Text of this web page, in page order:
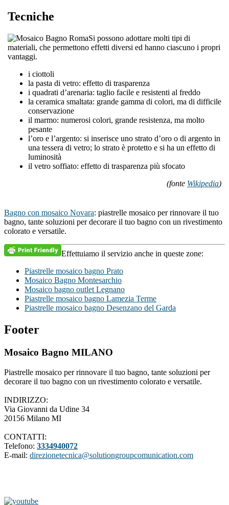
Tecniche
Si possono adottare molti tipi di
materiali, che permettono effetti diversi ed hanno ciascuno i propri
vantaggi.
i ciottoli
la pasta di vetro: effetto di trasparenza
i quadrati d’arenaria: taglio facile e resistenti al freddo
la ceramica smaltata: grande gamma di colori, ma di difficile
conservazione
il marmo: numerosi colori, grande resistenza, ma molto
pesante
l’oro e l’argento: si inserisce uno strato d’oro o di argento in
una tessera di vetro; lo strato è protetto e si ha un effetto di
luminosità
il vetro soffiato: effetto di trasparenza più sfocato
(fonte Wikipedia)
Bagno con mosaico Novara: piastrelle mosaico per rinnovare il tuo
bagno, tante soluzioni per decorare il tuo bagno con un rivestimento
colorato e versatile.
Effettuiamo il servizio anche in queste zone:
Piastrelle mosaico bagno Prato
Mosaico Bagno Montesarchio
Mosaico bagno outlet Legnano
Piastrelle mosaico bagno Lamezia Terme
Piastrelle mosaico bagno Desenzano del Garda
Footer
Mosaico Bagno MILANO
Piastrelle mosaico per rinnovare il tuo bagno, tante soluzioni per
decorare il tuo bagno con un rivestimento colorato e versatile.
INDIRIZZO:
Via Giovanni da Udine 34
20156 Milano MI
CONTATTI:
Telefono: 3334940072
E-mail: direzionetecnica@solutiongroupcomunication.com